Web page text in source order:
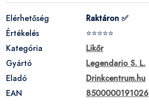
Elérhetőség
Raktáron ✅
Értékelés
⭐⭐⭐⭐⭐
Kategória
Likőr
Gyártó
Legendario S. L.
Eladó
Drinkcentrum.hu
EAN
8500000191026